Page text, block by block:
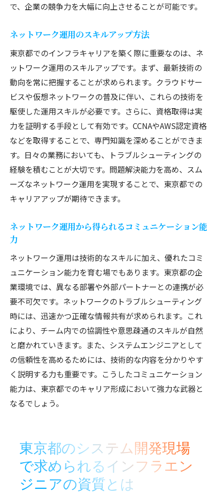
で、企業の競争力を大幅に向上させることが可能です。
ネットワーク運用のスキルアップ方法
東京都でのインフラキャリアを築く際に重要なのは、ネ
ットワーク運用のスキルアップです。まず、最新技術の
動向を常に把握することが求められます。クラウドサー
ビスや仮想ネットワークの普及に伴い、これらの技術を
駆使した運用スキルが必要です。さらに、資格取得は実
力を証明する手段として有効です。CCNAやAWS認定資格
などを取得することで、専門知識を深めることができま
す。日々の業務においても、トラブルシューティングの
経験を積むことが大切です。問題解決能力を高め、スム
ーズなネットワーク運用を実現することで、東京都での
キャリアアップが期待できます。
ネットワーク運用から得られるコミュニケーション能
力
ネットワーク運用は技術的なスキルに加え、優れたコミ
ュニケーション能力を育む場でもあります。東京都の企
業環境では、異なる部署や外部パートナーとの連携が必
要不可欠です。ネットワークのトラブルシューティング
時には、迅速かつ正確な情報共有が求められます。これ
により、チーム内での協調性や意思疎通のスキルが自然
と磨かれていきます。また、システムエンジニアとして
の信頼性を高めるためには、技術的な内容を分かりやす
く説明する力も重要です。こうしたコミュニケーション
能力は、東京都でのキャリア形成において強力な武器と
なるでしょう。
東京都のシステム開発現場
で求められるインフラエン
ジニアの資質とは